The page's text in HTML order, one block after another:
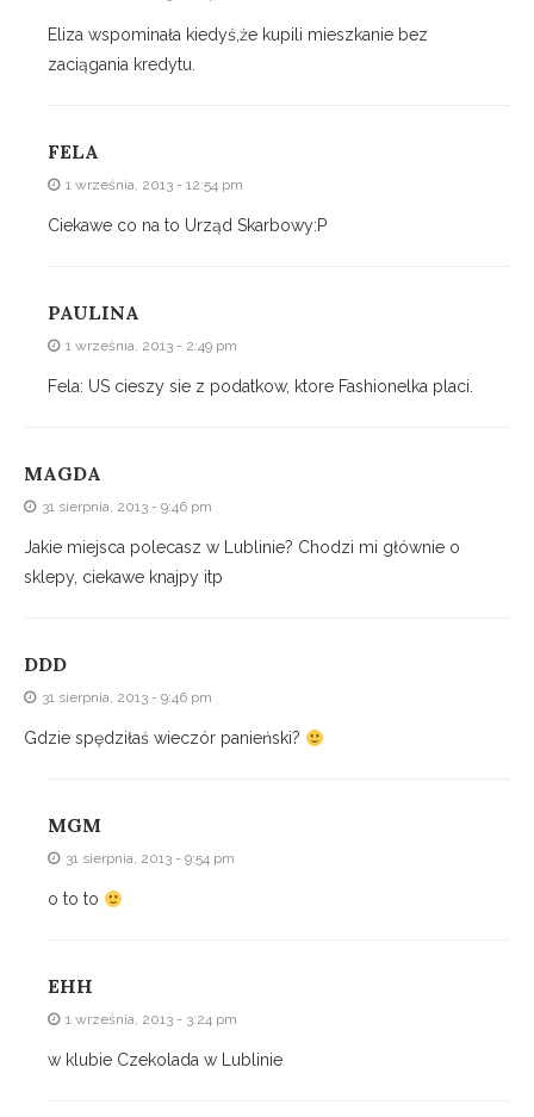
Eliza wspominała kiedyś,że kupili mieszkanie bez
zaciągania kredytu.
FELA
1 września, 2013 - 12:54 pm
Ciekawe co na to Urząd Skarbowy:P
PAULINA
1 września, 2013 - 2:49 pm
Fela: US cieszy sie z podatkow, ktore Fashionelka placi.
MAGDA
31 sierpnia, 2013 - 9:46 pm
Jakie miejsca polecasz w Lublinie? Chodzi mi głównie o
sklepy, ciekawe knajpy itp
DDD
31 sierpnia, 2013 - 9:46 pm
Gdzie spędziłaś wieczór panieński?
MGM
31 sierpnia, 2013 - 9:54 pm
o to to
EHH
1 września, 2013 - 3:24 pm
w klubie Czekolada w Lublinie